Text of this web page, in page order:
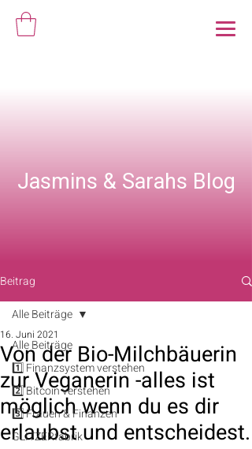
Jasmins & Sarahs Blog
Beitrag
Alle Beiträge
1️⃣ Finanzsystem verstehen
2️⃣ Bitcoin verstehen
3️⃣ Frauen & Finanzen
GLITZERfabrik
Alle Beiträge
Von der Bio-Milchbäuerin
zur Veganerin -alles ist
möglich wenn du es dir
erlaubst und entscheidest.
16. Juni 2021